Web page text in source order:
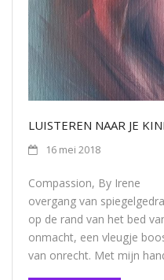
LUISTEREN NAAR JE
16 mei 2018
Compassion, By
overgang van
op de rand van het bed
onmacht, een vleugje
van onrecht. Met mijn